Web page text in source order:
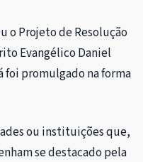
o Projeto de Resolução
Evangélico Daniel
foi promulgado na forma
ou instituições que,
se destacado pela